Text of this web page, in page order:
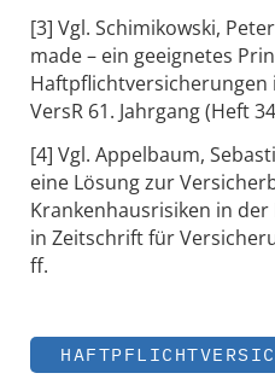
[3] Vgl. Schimikowski,
made – ein geeignetes
Haftpflichtversicherungen
VersR 61. Jahrgang (Heft
[4] Vgl. Appelbaum,
eine Lösung zur
Krankenhausrisiken in
in Zeitschrift für
ff.